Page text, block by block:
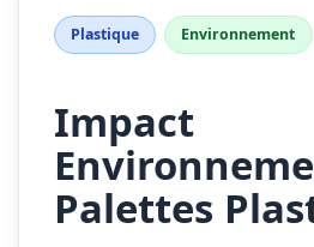
Plastique Environnement
Impact
Palettes